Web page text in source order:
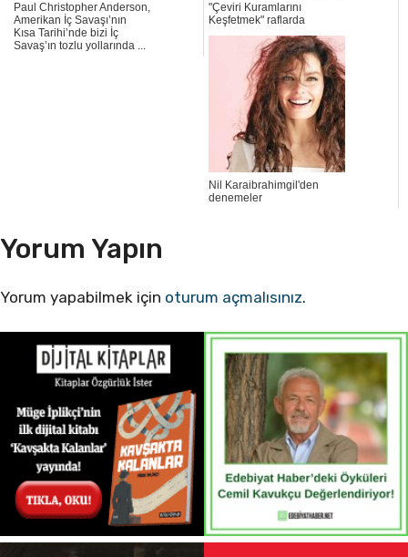
Paul Christopher Anderson,
Amerikan İç Savaşı’nın
Kısa Tarihi’nde bizi İç
Savaş’ın tozlu yollarında ...
"Çeviri Kuramlarını
Keşfetmek" raflarda
Nil Karaibrahimgil'den
denemeler
Yorum Yapın
Yorum yapabilmek için oturum açmalısınız.